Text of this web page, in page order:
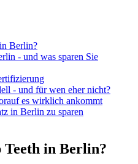
Berlin?
- und was sparen Sie
- und für wen eher nicht?
es wirklich ankommt
in Berlin zu sparen
in Berlin?